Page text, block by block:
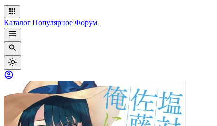
Каталог Популярное Форум